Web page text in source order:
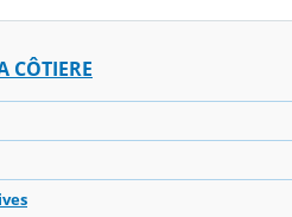
CÔTIERE